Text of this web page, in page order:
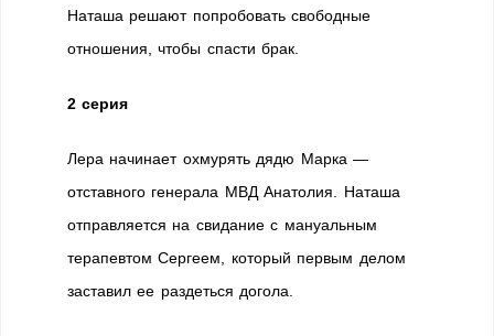
Наташа решают попробовать свободные
отношения, чтобы спасти брак.
2 серия
Лера начинает охмурять дядю Марка —
отставного генерала МВД Анатолия. Наташа
отправляется на свидание с мануальным
терапевтом Сергеем, который первым делом
заставил ее раздеться догола.